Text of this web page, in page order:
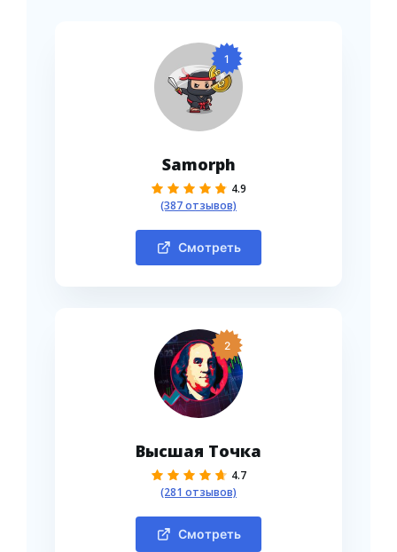
1
Samorph
4.9
(387 отзывов)
Смотреть
2
Высшая Точка
4.7
(281 отзывов)
Смотреть